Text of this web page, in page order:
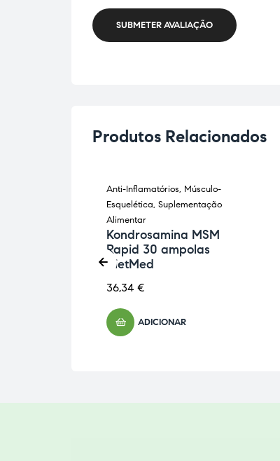
SUBMETER AVALIAÇÃO
Produtos Relacionados
Anti-Inflamatórios, Músculo-
Esquelética, Suplementação
Alimentar
Kondrosamina MSM
Rapid 30 ampolas
DietMed
36,34 €
ADICIONAR